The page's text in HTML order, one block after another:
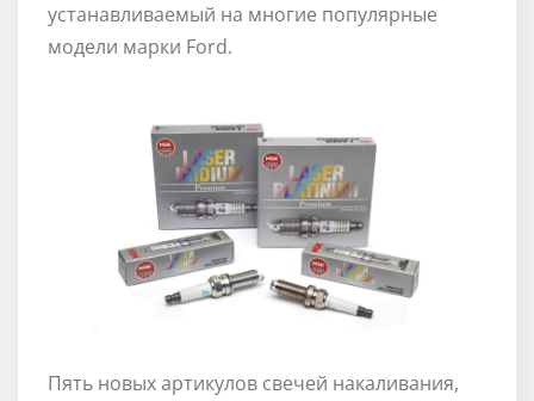
устанавливаемый на многие популярные
модели марки Ford.
Пять новых артикулов свечей накаливания,